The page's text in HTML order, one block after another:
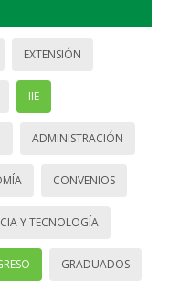
EXTENSIÓN
IIE
ADMINISTRACIÓN
CONVENIOS
Y TECNOLOGÍA
GRADUADOS